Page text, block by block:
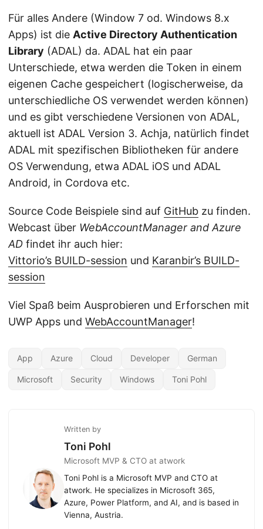
Für alles Andere (Window 7 od. Windows 8.x
Apps) ist die Active Directory Authentication
Library (ADAL) da. ADAL hat ein paar
Unterschiede, etwa werden die Token in einem
eigenen Cache gespeichert (logischerweise, da
unterschiedliche OS verwendet werden können)
und es gibt verschiedene Versionen von ADAL,
aktuell ist ADAL Version 3. Achja, natürlich findet
ADAL mit spezifischen Bibliotheken für andere
OS Verwendung, etwa ADAL iOS und ADAL
Android, in Cordova etc.
Source Code Beispiele sind auf GitHub zu finden.
Webcast über WebAccountManager and Azure
AD findet ihr auch hier:
Vittorio’s BUILD-session und Karanbir’s BUILD-
session
Viel Spaß beim Ausprobieren und Erforschen mit
UWP Apps und WebAccountManager!
App Azure Cloud Developer German
Microsoft Security Windows Toni Pohl
Written by
Toni Pohl
Microsoft MVP & CTO at atwork
Toni Pohl is a Microsoft MVP and CTO at
atwork. He specializes in Microsoft 365,
Azure, Power Platform, and AI, and is based in
Vienna, Austria.